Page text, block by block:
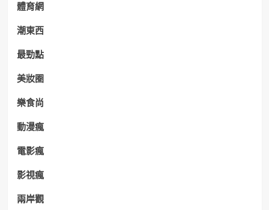
體育網
潮東西
最勁點
美妝圈
樂食尚
動漫瘋
電影瘋
影視瘋
兩岸觀